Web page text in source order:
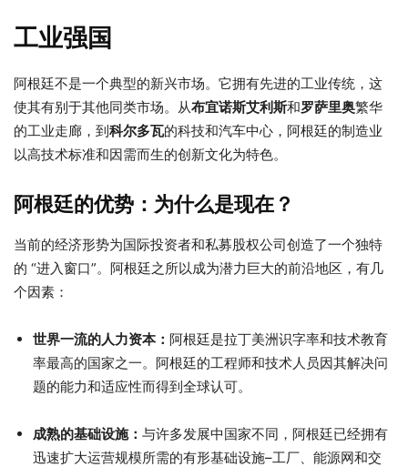
工业强国
阿根廷不是一个典型的新兴市场。它拥有先进的工业传统，这
使其有别于其他同类市场。从布宜诺斯艾利斯和罗萨里奥繁华
的工业走廊，到科尔多瓦的科技和汽车中心，阿根廷的制造业
以高技术标准和因需而生的创新文化为特色。
阿根廷的优势：为什么是现在？
当前的经济形势为国际投资者和私募股权公司创造了一个独特
的 “进入窗口”。阿根廷之所以成为潜力巨大的前沿地区，有几
个因素：
世界一流的人力资本： 阿根廷是拉丁美洲识字率和技术教育
率最高的国家之一。阿根廷的工程师和技术人员因其解决问
题的能力和适应性而得到全球认可。
成熟的基础设施： 与许多发展中国家不同，阿根廷已经拥有
迅速扩大运营规模所需的有形基础设施–工厂、能源网和交